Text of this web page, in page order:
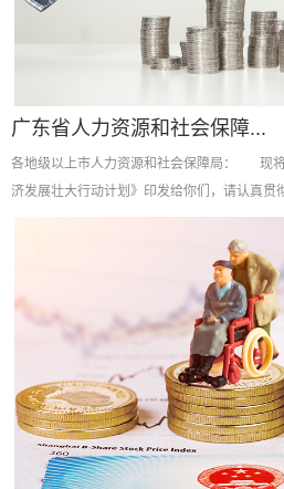
广东省人力资源和社会保障...
各地级以上市人力资源和社会保障局： 现
济发展壮大行动计划》印发给你们，请认真贯